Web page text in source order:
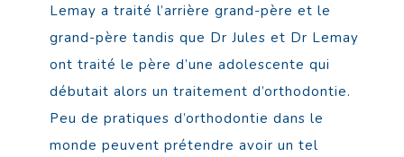
Lemay a traité l’arrière grand-père et le
grand-père tandis que Dr Jules et Dr Lemay
ont traité le père d’une adolescente qui
débutait alors un traitement d’orthodontie.
Peu de pratiques d’orthodontie dans le
monde peuvent prétendre avoir un tel